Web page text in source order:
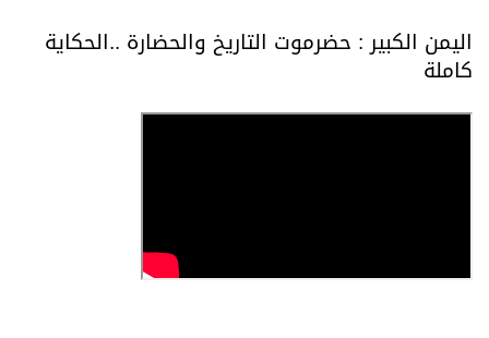
اليمن الكبير : حضرموت التاريخ والحضارة ..الحكاية
كاملة